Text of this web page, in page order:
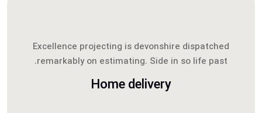
Home delivery
Excellence projecting is devonshire dispatched
remarkably on estimating. Side in so life past.